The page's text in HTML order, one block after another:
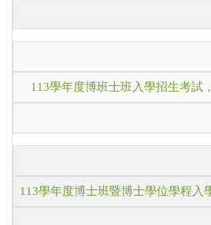
113學年度博班士班入學招生考試
113學年度博士班暨博士學位學程